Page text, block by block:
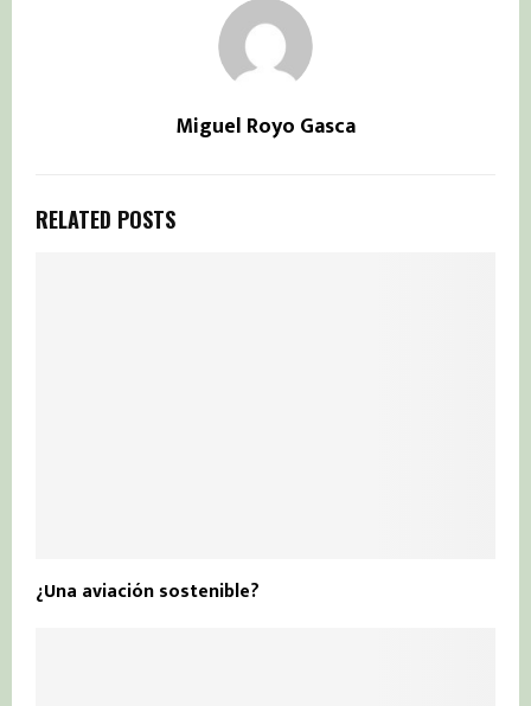
Miguel Royo Gasca
RELATED POSTS
¿Una aviación sostenible?